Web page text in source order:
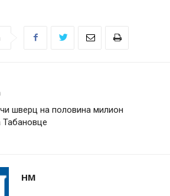
шверц на половина милион
Табановце
НМ